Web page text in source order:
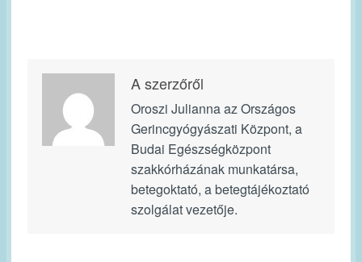
A szerzőről
Oroszi Julianna az Országos
Gerincgyógyászati Központ, a
Budai Egészségközpont
szakkórházának munkatársa,
betegoktató, a betegtájékoztató
szolgálat vezetője.